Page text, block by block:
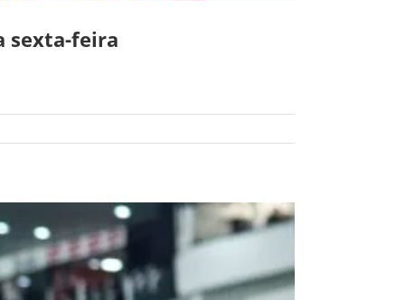
sexta-feira